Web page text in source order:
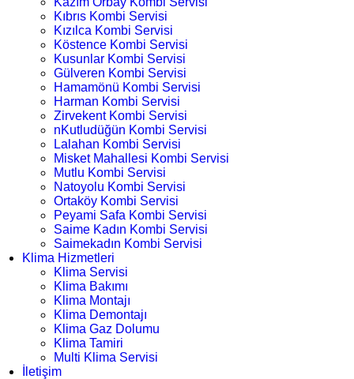
Kıbrıs Kombi Servisi
Kızılca Kombi Servisi
Köstence Kombi Servisi
Kusunlar Kombi Servisi
Gülveren Kombi Servisi
Hamamönü Kombi Servisi
Harman Kombi Servisi
Zirvekent Kombi Servisi
nKutludüğün Kombi Servisi
Lalahan Kombi Servisi
Misket Mahallesi Kombi Servisi
Mutlu Kombi Servisi
Natoyolu Kombi Servisi
Ortaköy Kombi Servisi
Peyami Safa Kombi Servisi
Saime Kadın Kombi Servisi
Saimekadın Kombi Servisi
Klima Hizmetleri
Klima Servisi
Klima Bakımı
Klima Montajı
Klima Demontajı
Klima Gaz Dolumu
Klima Tamiri
Multi Klima Servisi
İletişim